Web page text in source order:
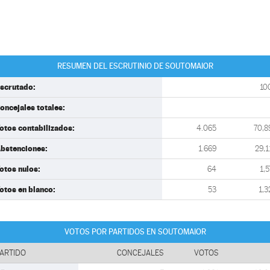
RESUMEN DEL ESCRUTINIO DE SOUTOMAIOR
totales:
contabilizados: 4.065
1.669
nulos: 64
en blanco: 53
VOTOS POR PARTIDOS EN SOUTOMAIOR
CONCEJALES VOTOS